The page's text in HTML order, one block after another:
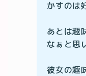
かすのは
あとは趣
なぁと思
彼女の趣